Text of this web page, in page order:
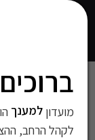
מועדוןלמענך
לקהל הרחב,
101738
>אופנה